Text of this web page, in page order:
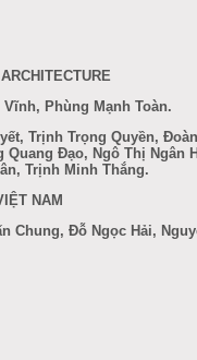
Vĩnh, Phùng Mạnh Toàn.
Trịnh Trọng Quyền,
Quang Đạo, Ngô Thị Ngân
Trịnh Minh Thắng.
NAM
Chung, Đỗ Ngọc Hải,